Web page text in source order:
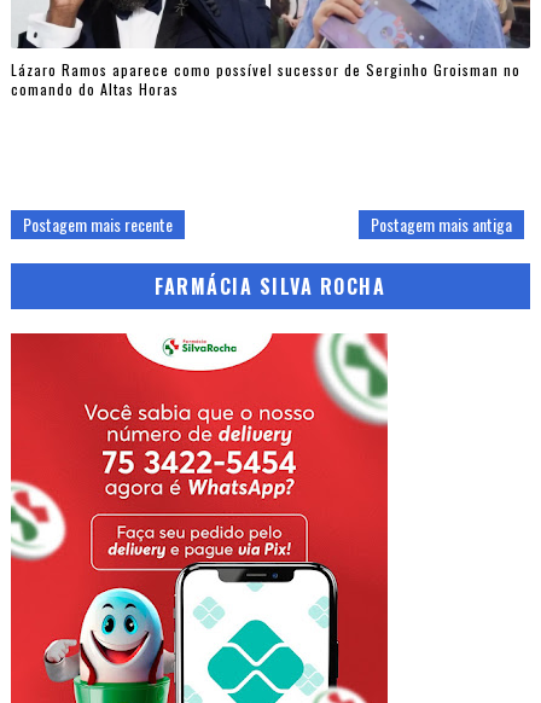
Lázaro Ramos aparece como possível sucessor de Serginho Groisman no
comando do Altas Horas
Postagem mais recente Postagem mais antiga
FARMÁCIA SILVA ROCHA